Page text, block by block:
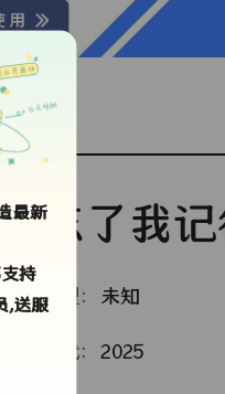
忘了我记
类型： 未知
年代： 2025
最新
持
,送服